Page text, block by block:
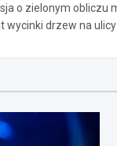
o zielonym obliczu
wycinki drzew na